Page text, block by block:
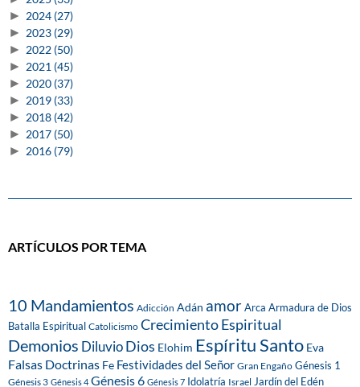
► 2024 (27)
► 2023 (29)
► 2022 (50)
► 2021 (45)
► 2020 (37)
► 2019 (33)
► 2018 (42)
► 2017 (50)
► 2016 (79)
ARTÍCULOS POR TEMA
10 Mandamientos Adicción Adán amorArca Armadura de Dios
Batalla Espiritual Catolicismo Crecimiento Espiritual
Demonios DiluvioDios Elohim Espíritu Santo Eva
Falsas Doctrinas Fe Festividades del Señor Gran Engaño Génesis 1
Génesis 3 Génesis 4 Génesis 6 Génesis 7 Idolatría Israel Jardín del Edén